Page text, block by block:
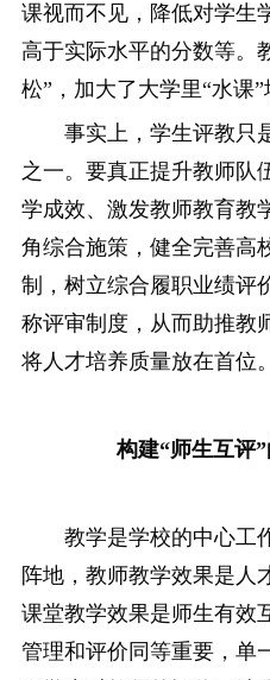
课视而不见，降低对学生
高于实际水平的分数等。
松”，加大了大学里“水课”
事实上，学生评教只
之一。要真正提升教师队
学成效、激发教师教育教
角综合施策，健全完善高
制，树立综合履职业绩评
称评审制度，从而助推教
将人才培养质量放在首位。
构建“师生互评
教学是学校的中心工
阵地，教师教学效果是人
课堂教学效果是师生有效
管理和评价同等重要，单